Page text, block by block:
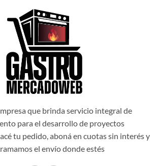
que brinda servicio integral de
para el desarrollo de proyectos
tu pedido, aboná en cuotas sin interés y
el envío donde estés